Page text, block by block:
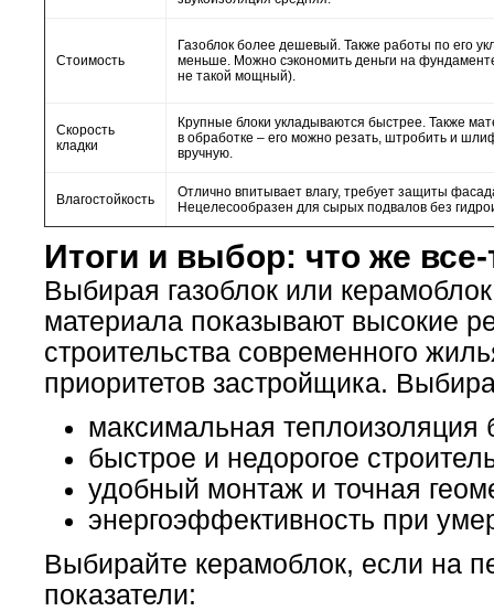
Стоимость
Газоблок более дешевый. Также работы по его
меньше. Можно сэкономить деньги на
не такой мощный).
Скорость
кладки
Крупные блоки укладываются быстрее. Также
в обработке – его можно резать, штробить и
вручную.
Влагостойкость
Отлично впитывает влагу, требует защиты
Нецелесообразен для сырых подвалов без
Итоги и выбор: что же
Выбирая газоблок или
материала показывают высокие
строительства современного
приоритетов застройщика.
максимальная теплоизоляция
быстрое и недорогое
удобный монтаж и точная
энергоэффективность при
Выбирайте керамоблок, если на
показатели: